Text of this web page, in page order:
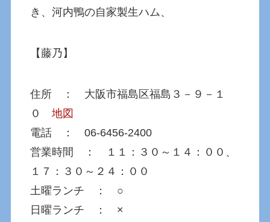
き、河内鴨の自家製生ハム、
【藤乃】
住所 ： 大阪市福島区福島３－９－１
０地図
電話 ： 06-6456-2400
営業時間 ： １１：３０～１４：００、
１７：３０～２４：００
土曜ランチ ： ○
日曜ランチ ： ×